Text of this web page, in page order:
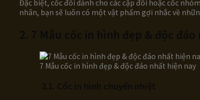
Đặc biệt, cốc đôi dành cho các cặp đôi hoặc cốc
nhân, bạn sẽ luôn có một vật phẩm gợi nhắc về
7 Mẫu cốc in hình đẹp & độc đáo nhất hiện nay